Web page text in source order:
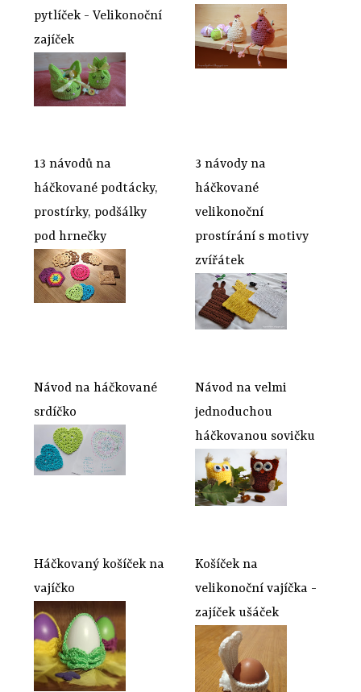
pytlíček - Velikonoční
zajíček
13 návodů na
háčkované podtácky,
prostírky, podšálky
pod hrnečky
3 návody na
háčkované
velikonoční
prostírání s motivy
zvířátek
Návod na háčkované
srdíčko
Návod na velmi
jednoduchou
háčkovanou sovičku
Háčkovaný košíček na
vajíčko
Košíček na
velikonoční vajíčka -
zajíček ušáček